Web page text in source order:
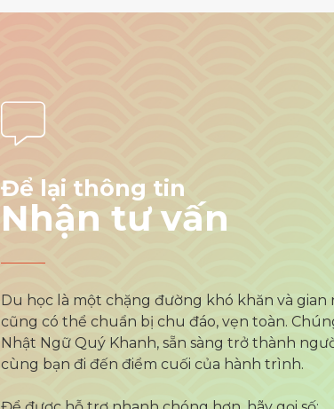
Để lại thông tin
Nhận tư vấn
Du học là một chặng đường khó khăn và gian
cũng có thể chuẩn bị chu đáo, vẹn toàn.
Nhật Ngữ Quý Khanh, sẵn sàng trở thành
cùng bạn đi đến điểm cuối của hành trình.